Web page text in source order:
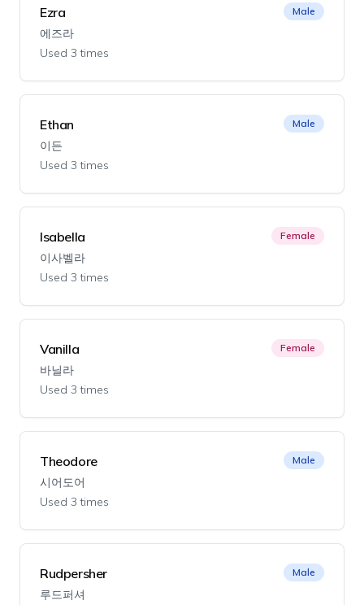
Ezra
에즈라
Used 3 times
Male
Ethan
이든
Used 3 times
Male
Isabella
이사벨라
Used 3 times
Female
Vanilla
바닐라
Used 3 times
Female
Theodore
시어도어
Used 3 times
Male
Rudpersher
루드퍼셔
Male